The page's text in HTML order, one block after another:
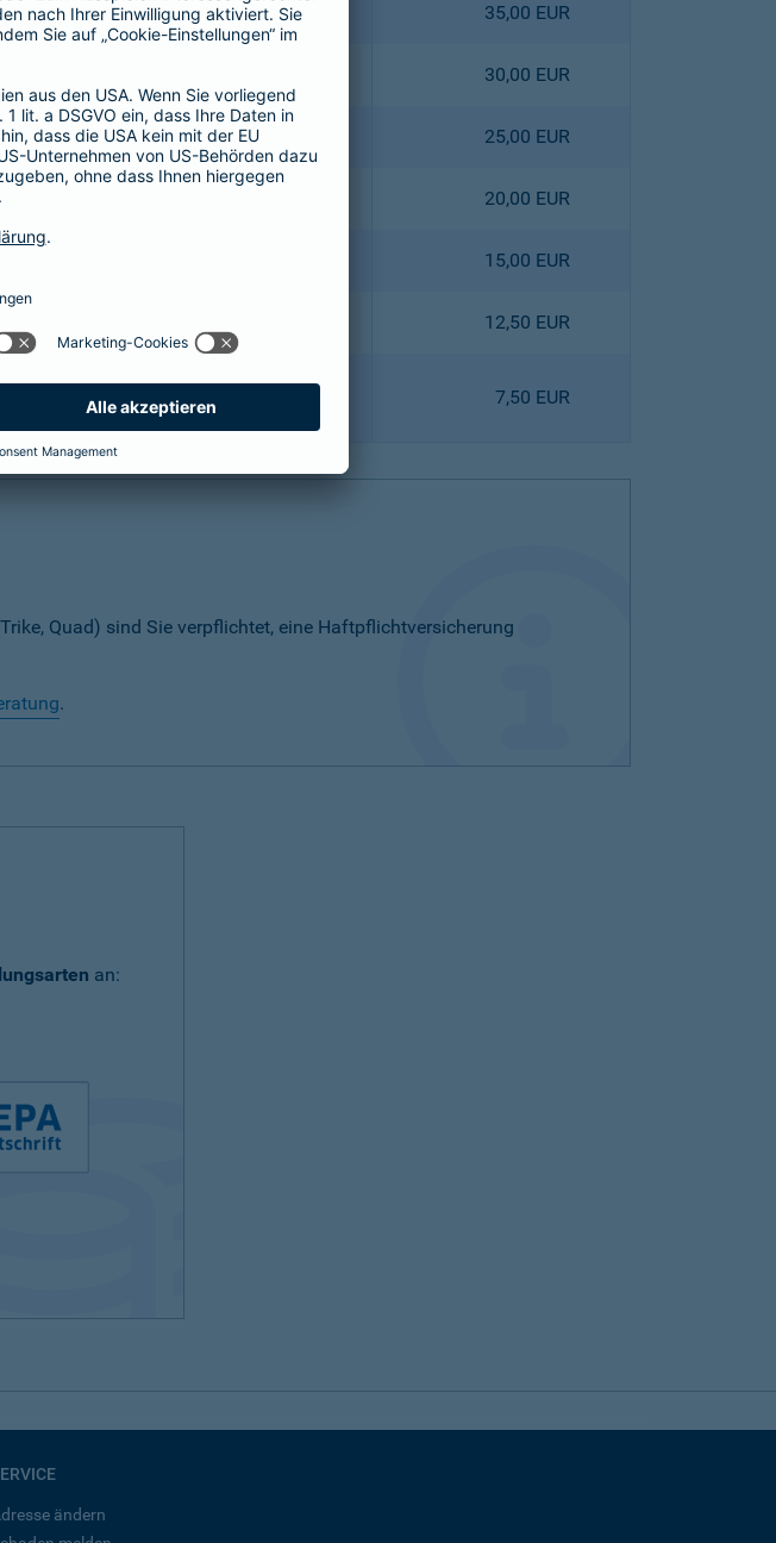
EUR 50,80 EUR 35,00 EUR
30,00 EUR
EUR 36,40 EUR 25,00 EUR
EUR 20,00 EUR
15,00 EUR
12,50 EUR
7,50 EUR
Quad) sind Sie verpflichtet, eine Haftpflichtversicherung
.
an:
ändern